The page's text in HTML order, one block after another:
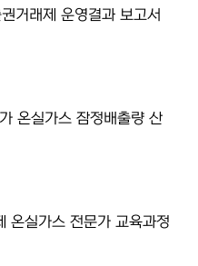
거래제 운영결과 보고서
온실가스 잠정배출량 산
온실가스 전문가 교육과정